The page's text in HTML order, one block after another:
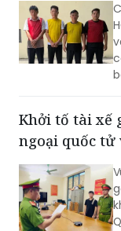
Khởi tố tài xế
ngoại quốc tử